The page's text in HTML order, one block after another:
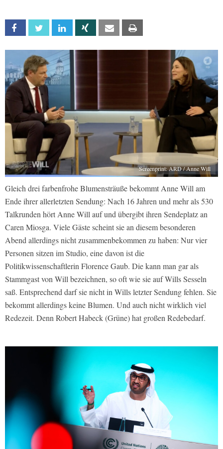
Facebook Twitter Linkedin Xing Email
Screenprint: ARD / Anne Will
Gleich drei farbenfrohe Blumensträuße bekommt Anne Will am
Ende ihrer allerletzten Sendung: Nach 16 Jahren und mehr als 530
Talkrunden hört Anne Will auf und übergibt ihren Sendeplatz an
Caren Miosga. Viele Gäste scheint sie an diesem besonderen
Abend allerdings nicht zusammenbekommen zu haben: Nur vier
Personen sitzen im Studio, eine davon ist die
Politikwissenschaftlerin Florence Gaub. Die kann man gar als
Stammgast von Will bezeichnen, so oft wie sie auf Wills Sesseln
saß. Entsprechend darf sie nicht in Wills letzter Sendung fehlen. Sie
bekommt allerdings keine Blumen. Und auch nicht wirklich viel
Redezeit. Denn Robert Habeck (Grüne) hat großen Redebedarf.